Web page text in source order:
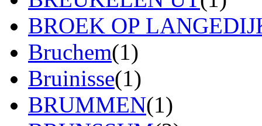
BROEK OP
Bruchem(1)
Bruinisse(1)
BRUMMEN(1)